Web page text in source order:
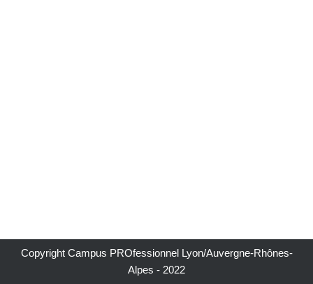
Copyright Campus PROfessionnel Lyon/Auvergne-Rhônes-
Alpes - 2022